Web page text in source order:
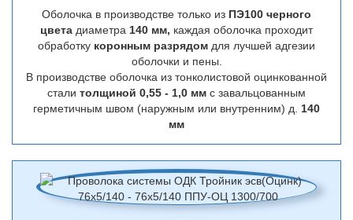
Оболочка в производстве только из ПЭ100 черного
цвета диаметра 140 мм, каждая оболочка проходит
обработку коронным разрядом для лучшей адгезии
оболочки и пены.
В производстве оболочка из тонколистовой оцинкованной
стали толщиной 0,55 - 1,0 мм с завальцованным
герметичным швом (наружным или внутренним) д. 140
мм